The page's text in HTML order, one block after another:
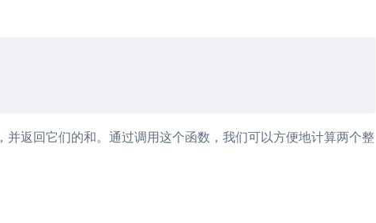
，并返回它们的和。通过调用这个函数，我们可以方便地计算两个整